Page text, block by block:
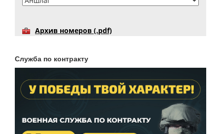
Архив номеров (.pdf)
Служба по контракту